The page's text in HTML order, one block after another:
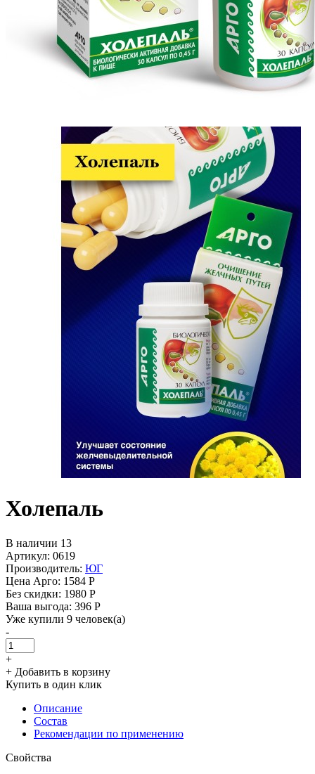
Холепаль
В наличии 13
Артикул: 0619
Производитель: ЮГ
Цена Арго: 1584 Р
Без скидки: 1980 Р
Ваша выгода: 396 Р
Уже купили 9 человек(а)
-
+
+ Добавить в корзину
Купить в один клик
Описание
Состав
Рекомендации по применению
Свойства